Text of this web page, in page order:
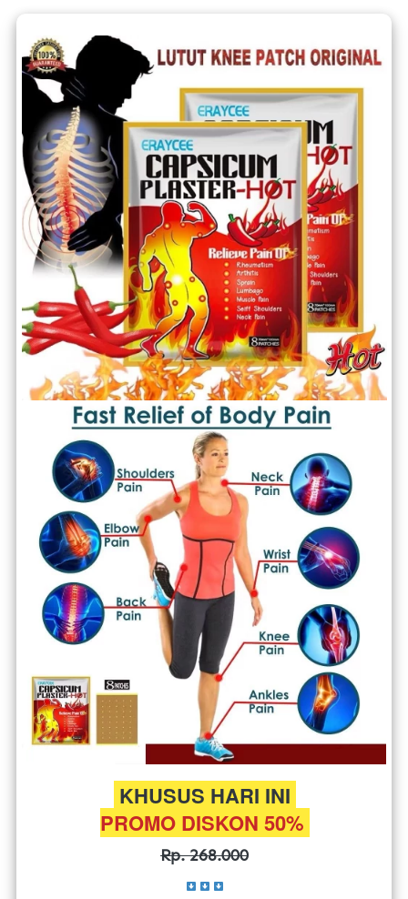
KHUSUS HARI INI
PROMO DISKON 50%
Rp. 268.000